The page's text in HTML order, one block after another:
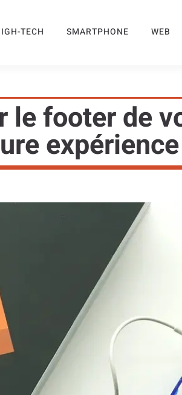
TECH SMARTPHONE WEB
le footer de